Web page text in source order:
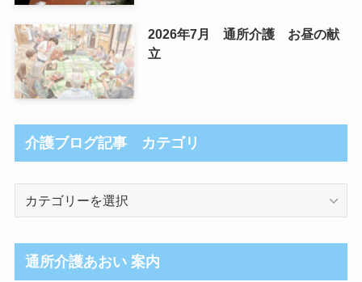
2026年7月 通所介護 お昼の献
立
介護ブログ記事 カテゴリ
ロ
グ
通所介護あおい 案内